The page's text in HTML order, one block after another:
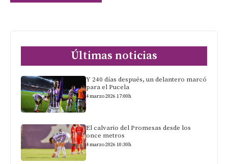
Últimas noticias
Y 240 días después, un delantero marcó
para el Pucela
4 marzo 2026 17:00h
El calvario del Promesas desde los
once metros
4 marzo 2026 10:30h